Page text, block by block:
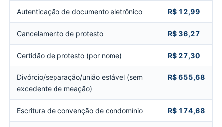
Autenticação de documento eletrônico R$ 12,99
Cancelamento de protesto R$ 36,27
Certidão de protesto (por nome) R$ 27,30
Divórcio/separação/união estável (sem
excedente de meação)
R$ 655,68
Escritura de convenção de condomínio R$ 174,68